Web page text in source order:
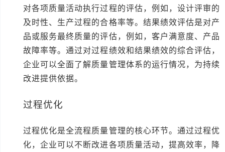
对各项质量活动执行过程的评估，例如，设计评审的
及时性、生产过程的合格率等。结果绩效评估是对产
品或服务最终质量的评估，例如，客户满意度、产品
故障率等。通过对过程绩效和结果绩效的综合评估，
企业可以全面了解质量管理体系的运行情况，为持续
改进提供依据。
过程优化
过程优化是全流程质量管理的核心环节。通过过程优
化，企业可以不断改进各项质量活动，提高效率，降